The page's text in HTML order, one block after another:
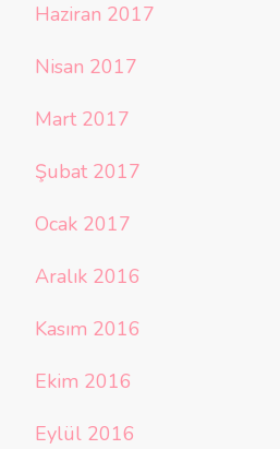
Haziran 2017
Nisan 2017
Mart 2017
Şubat 2017
Ocak 2017
Aralık 2016
Kasım 2016
Ekim 2016
Eylül 2016